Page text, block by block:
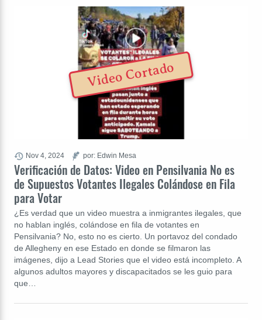
Verificación de Datos: Video en Pensilvania No es
de Supuestos Votantes Ilegales Colándose en Fila
para Votar
¿Es verdad que un video muestra a inmigrantes ilegales, que
no hablan inglés, colándose en fila de votantes en
Pensilvania? No, esto no es cierto. Un portavoz del condado
de Allegheny en ese Estado en donde se filmaron las
imágenes, dijo a Lead Stories que el video está incompleto. A
algunos adultos mayores y discapacitados se les guio para
que…
Nov 4, 2024 por: Edwin Mesa
Video Cortado